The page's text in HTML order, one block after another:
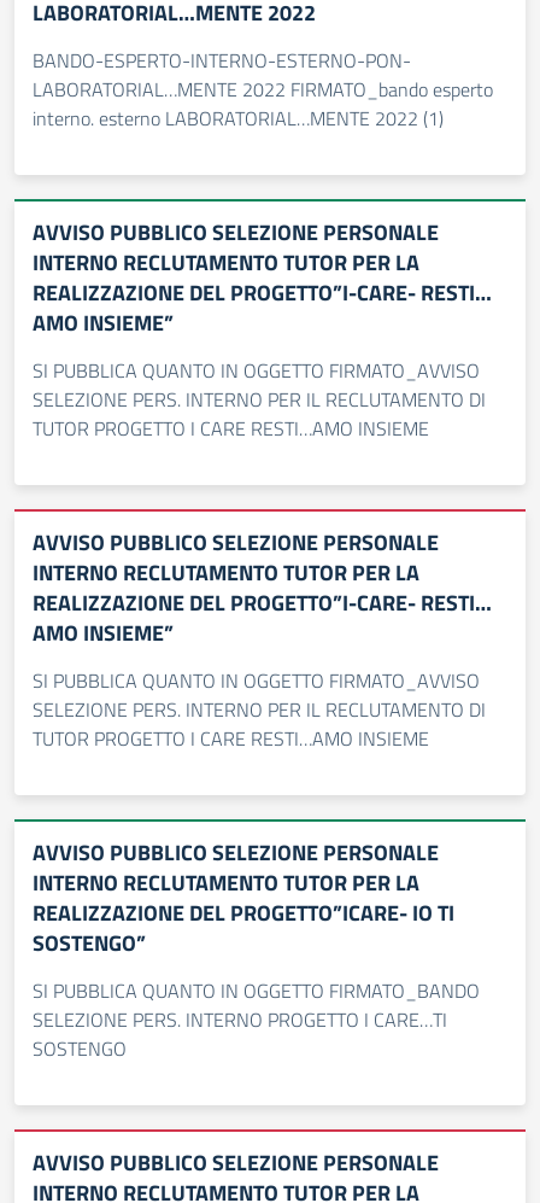
LABORATORIAL…MENTE 2022
BANDO-ESPERTO-INTERNO-ESTERNO-PON-
LABORATORIAL…MENTE 2022 FIRMATO_bando esperto
interno. esterno LABORATORIAL…MENTE 2022 (1)
AVVISO PUBBLICO SELEZIONE PERSONALE
INTERNO RECLUTAMENTO TUTOR PER LA
REALIZZAZIONE DEL PROGETTO”I-CARE- RESTI…
AMO INSIEME”
SI PUBBLICA QUANTO IN OGGETTO FIRMATO_AVVISO
SELEZIONE PERS. INTERNO PER IL RECLUTAMENTO DI
TUTOR PROGETTO I CARE RESTI…AMO INSIEME
AVVISO PUBBLICO SELEZIONE PERSONALE
INTERNO RECLUTAMENTO TUTOR PER LA
REALIZZAZIONE DEL PROGETTO”I-CARE- RESTI…
AMO INSIEME”
SI PUBBLICA QUANTO IN OGGETTO FIRMATO_AVVISO
SELEZIONE PERS. INTERNO PER IL RECLUTAMENTO DI
TUTOR PROGETTO I CARE RESTI…AMO INSIEME
AVVISO PUBBLICO SELEZIONE PERSONALE
INTERNO RECLUTAMENTO TUTOR PER LA
REALIZZAZIONE DEL PROGETTO”ICARE- IO TI
SOSTENGO”
SI PUBBLICA QUANTO IN OGGETTO FIRMATO_BANDO
SELEZIONE PERS. INTERNO PROGETTO I CARE…TI
SOSTENGO
AVVISO PUBBLICO SELEZIONE PERSONALE
INTERNO RECLUTAMENTO TUTOR PER LA